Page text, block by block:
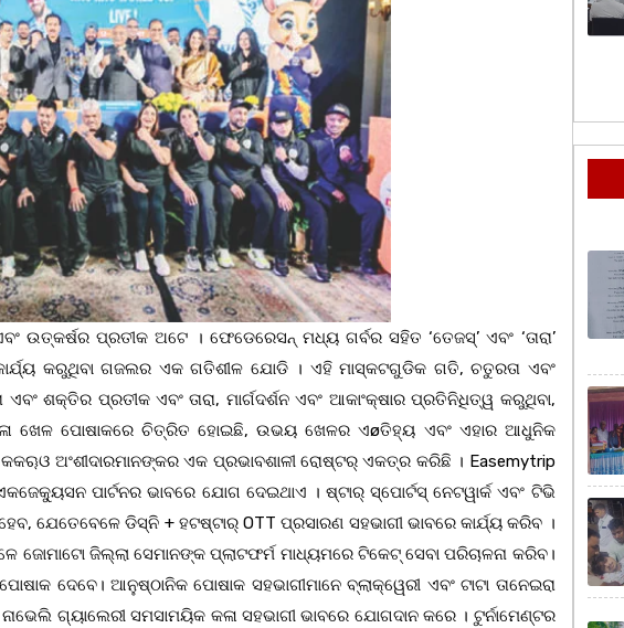
ପ୍ରତୀକ ଅଟେ । ଫେଡେରେସନ୍ ମଧ୍ୟ ଗର୍ବର ସହିତ ‘ତେଜସ୍‌’ ଏବଂ ‘ତାରା’
କାର୍ଯ୍ୟ କରୁଥିବା ଗଜଲର ଏକ ଗତିଶୀଳ ଯୋଡି । ଏହି ମାସ୍କଟଗୁଡିକ ଗତି, ଚତୁରତା ଏବଂ
ଶକ୍ତିର ପ୍ରତୀକ ଏବଂ ତାରା, ମାର୍ଗଦର୍ଶନ ଏବଂ ଆକାଂକ୍ଷାର ପ୍ରତିନିଧିତ୍ୱ କରୁଥିବା,
ଖେଳ ପୋଷାକରେ ଚିତ୍ରିତ ହୋଇଛି, ଉଭୟ ଖେଳର ଏøତିହ୍ୟ ଏବଂ ଏହାର ଆଧୁନିକ
ଅଂଶୀଦାରମାନଙ୍କର ଏକ ପ୍ରଭାବଶାଳୀ ରୋଷ୍ଟର୍ ଏକତ୍ର କରିଛି । Easemytrip
ପାର୍ଟନର ଭାବରେ ଯୋଗ ଦେଇଥାଏ । ଷ୍ଟାର୍ ସ୍ପୋର୍ଟସ୍‌ ନେଟୱାର୍କ ଏବଂ ଟିଭି
ଯେତେବେଳେ ଡିସ୍ନି + ହଟଷ୍ଟାର୍ OTT ପ୍ରସାରଣ ସହଭାଗୀ ଭାବରେ କାର୍ଯ୍ୟ କରିବ ।
ଜିଲ୍ଲା ସେମାନଙ୍କ ପ୍ଲାଟଫର୍ମ ମାଧ୍ୟମରେ ଟିକେଟ୍‌ ସେବା ପରିଚାଳନା କରିବ।
ଦେବେ। ଆନୁଷ୍ଠାନିକ ପୋଷାକ ସହଭାଗୀମାନେ ବ୍ଲାକ୍ୱେରୀ ଏବଂ ଟାଟା ତାନେଇରା
ଗ୍ୟାଲେରୀ ସମସାମୟିକ କଳା ସହଭାଗୀ ଭାବରେ ଯୋଗଦାନ କରେ । ଟୁର୍ନାମେଣ୍ଟର